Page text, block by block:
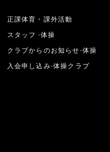
正課体育・課外活動
スタッフ -体操
クラブからのお知らせ-体操
入会申し込み-体操クラブ